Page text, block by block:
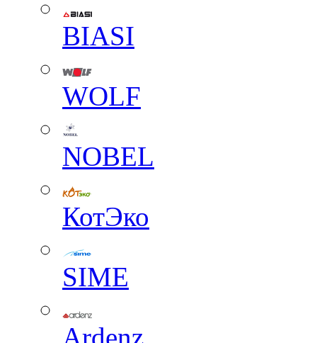
BIASI
WOLF
NOBEL
КотЭко
SIME